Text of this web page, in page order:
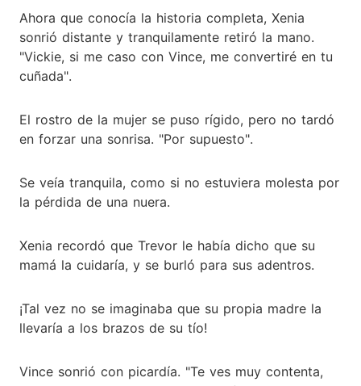
Ahora que conocía la historia completa, Xenia
sonrió distante y tranquilamente retiró la mano.
"Vickie, si me caso con Vince, me convertiré en tu
cuñada".
El rostro de la mujer se puso rígido, pero no tardó
en forzar una sonrisa. "Por supuesto".
Se veía tranquila, como si no estuviera molesta por
la pérdida de una nuera.
Xenia recordó que Trevor le había dicho que su
mamá la cuidaría, y se burló para sus adentros.
¡Tal vez no se imaginaba que su propia madre la
llevaría a los brazos de su tío!
Vince sonrió con picardía. "Te ves muy contenta,